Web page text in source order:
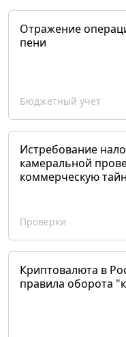
Отражение
пени
Бюджетный учет
Истребование
камеральной
коммерческую
Проверки
Криптовалюта в
правила оборота